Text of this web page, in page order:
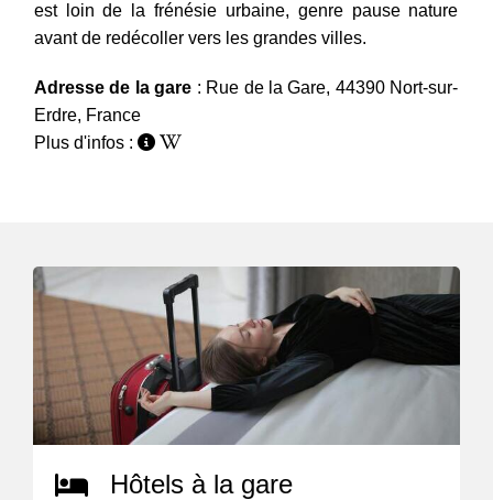
est loin de la frénésie urbaine, genre pause nature
avant de redécoller vers les grandes villes.
Adresse de la gare : Rue de la Gare, 44390 Nort-sur-
Erdre, France
Plus d'infos :
Hôtels à la gare